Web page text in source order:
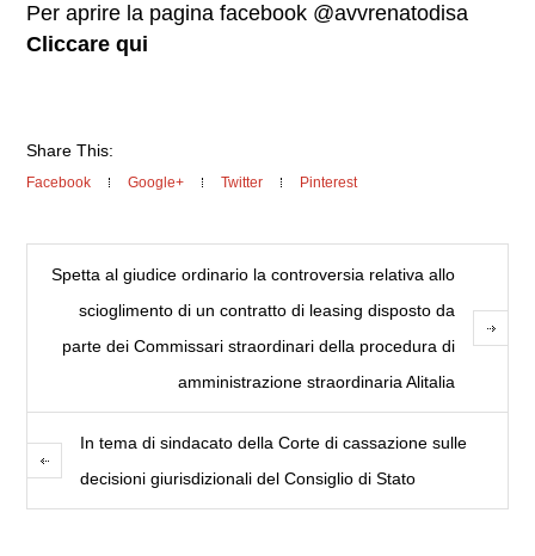
Per aprire la pagina facebook @avvrenatodisa
Cliccare qui
Share This:
Facebook Google+ Twitter Pinterest
Spetta al giudice ordinario la controversia relativa allo
scioglimento di un contratto di leasing disposto da
parte dei Commissari straordinari della procedura di
amministrazione straordinaria Alitalia
In tema di sindacato della Corte di cassazione sulle
decisioni giurisdizionali del Consiglio di Stato